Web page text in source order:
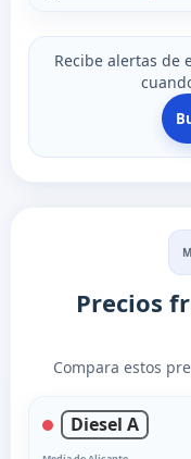
Recibe alertas de
Precios
Compara estos
Diesel A